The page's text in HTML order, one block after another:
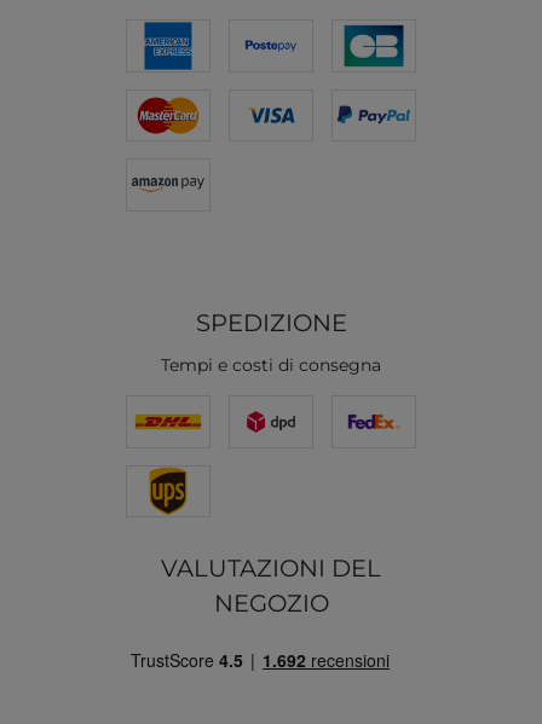
SPEDIZIONE
Tempi e costi di consegna
VALUTAZIONI DEL
NEGOZIO